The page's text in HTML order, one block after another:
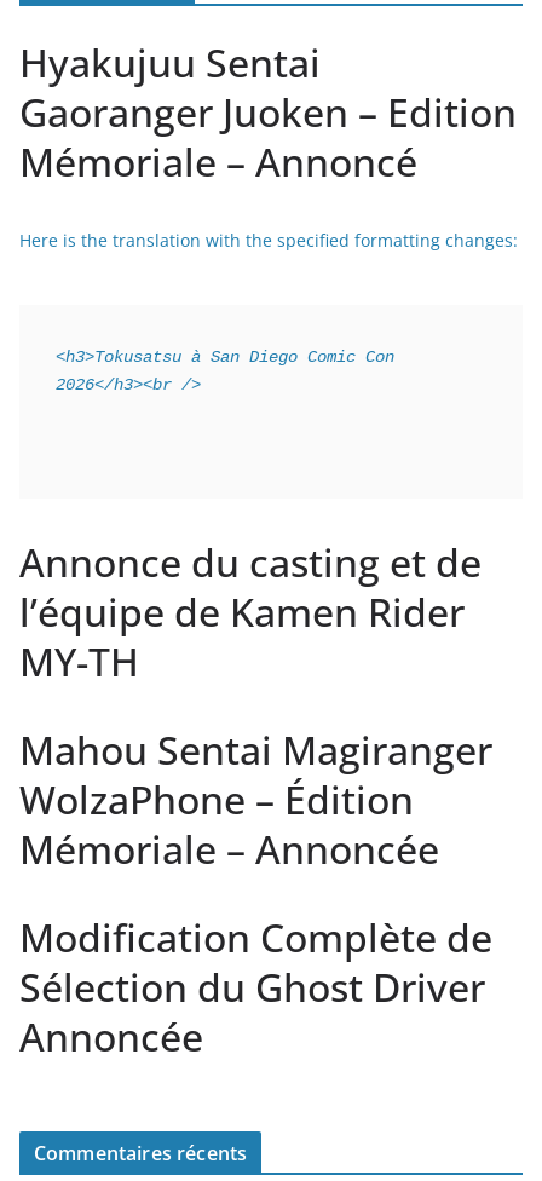
Hyakujuu Sentai
Gaoranger Juoken – Edition
Mémoriale – Annoncé
Here is the translation with the specified formatting changes:
<h3>Tokusatsu à San Diego Comic Con
2026</h3><br />
Annonce du casting et de
l’équipe de Kamen Rider
MY-TH
Mahou Sentai Magiranger
WolzaPhone – Édition
Mémoriale – Annoncée
Modification Complète de
Sélection du Ghost Driver
Annoncée
Commentaires récents